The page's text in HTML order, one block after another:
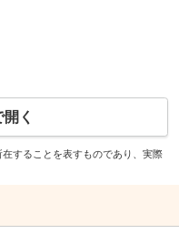
く
することを表すものであり、実際